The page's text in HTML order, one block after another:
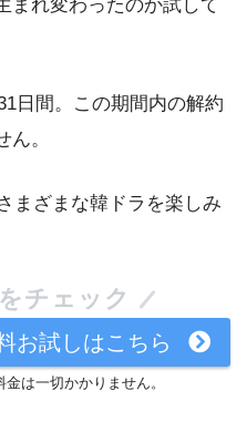
まれ変わったのか試して
日間。この期間内の解約
。
まざまな韓ドラを楽しみ
チェック
お試しはこちら
は一切かかりません。